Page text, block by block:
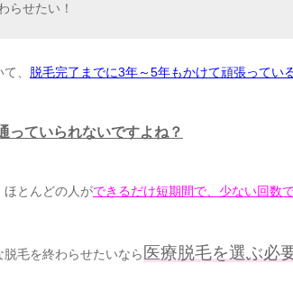
らせたい！
、 脱毛完了までに3年～5年もかけて頑張ってい
っていられないですよね？
ほとんどの人ができるだけ短期間で、少ない回数
毛を終わらせたいなら 医療脱毛を選ぶ必